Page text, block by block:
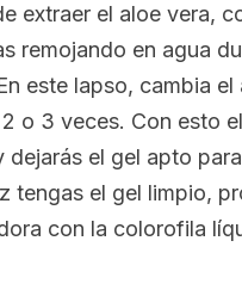
extraer el aloe vera,
remojando en agua
este lapso, cambia el
o 3 veces. Con esto
dejarás el gel apto
tengas el gel limpio,
con la colorofila